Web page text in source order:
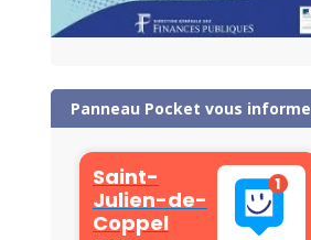
Panneau Pocket vous informe